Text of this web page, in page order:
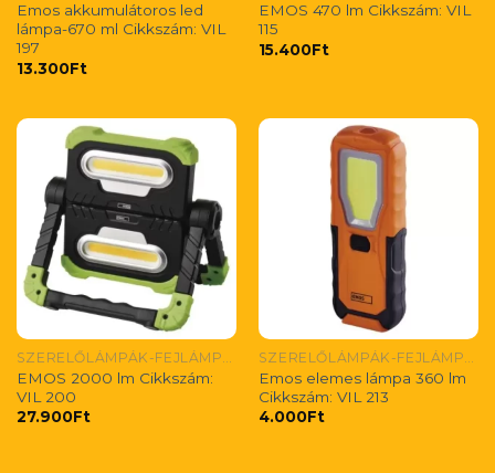
Emos akkumulátoros led
lámpa-670 ml Cikkszám: VIL
197
13.300Ft
EMOS 470 lm Cikkszám: VIL
115
15.400Ft
SZERELŐLÁMPÁK-FEJLÁMPÁK
EMOS 2000 lm Cikkszám:
VIL 200
27.900Ft
SZERELŐLÁMPÁK-FEJLÁMPÁK
Emos elemes lámpa 360 lm
Cikkszám: VIL 213
4.000Ft